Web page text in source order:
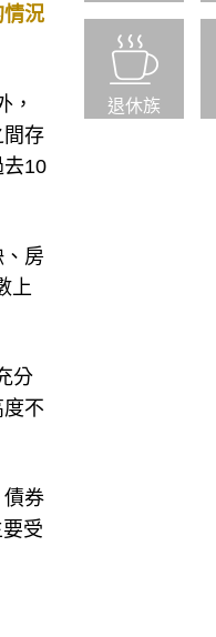
情況
，
間存
去10
房
上
分
不
債券
受
退休族